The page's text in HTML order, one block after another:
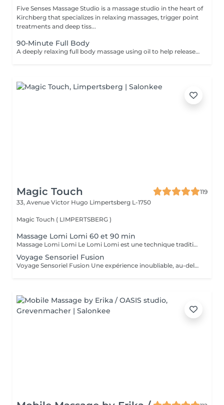
Five Senses Massage Studio is a massage studio in the heart of
Kirchberg that specializes in relaxing massages, trigger point
treatments and deep tiss...
90-Minute Full Body
A deeply relaxing full body massage using oil to help release tension, calm the nervous system, and restore overall wellbeing. The treatment typically includes the feet, legs (front and back), back, arms, shoulders, and neck. Pressure and focus areas can be adjusted according to your needs and preferences and discussed before the session.
Magic Touch
119
33, Avenue Victor Hugo Limpertsberg L-1750
Magic Touch ( LIMPERTSBERG )
Massage Lomi Lomi 60 et 90 min
Massage Lomi Lomi Le Lomi Lomi est une technique traditionnelle hawaïenne qui va bien au-delà du simple toucher c'est une invitation à l'harmonie entre le corps, l'esprit et l'âme. Avec des mouvements longs, fluides et rythmés, rappelant le va-et-vient des vagues de l'océan, le praticien enveloppe le corps avec ses mains et ses avant-bras, créant une expérience d'accueil profond. Bienfaits : Relaxation profonde Soulagement des tensions musculaires Amélioration de la circulation et de l'énergie vitale Sensation de légèreté, de renouveau et de bien-être Un véritable câlin sous forme de soin.
Voyage Sensoriel Fusion
Voyage Sensoriel Fusion Une expérience inoubliable, au-delà du massage Plus qu'un simple massage, c'est une véritable expérience immersive qui invite à l'harmonie entre le corps, l'esprit et l'âme. Grâce à des mouvements longs, fluides et enveloppants, associés à la puissance de la luminothérapie, de l'aromathérapie, de la musicothérapie et de l'alignement des chakras, vous êtes transporté(e) dans un univers unique de détente et de connexion intérieure. Les bienfaits : Libération des tensions physiques et mentales Réduction immédiate du stress Circulation d'énergie et sensation de vitalité Bien-être profond, légèreté et renouveau Une expérience inoubliable comme un voyage qui réveille tous vos sens.